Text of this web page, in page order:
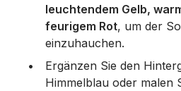
leuchtendem Gelb,
feurigem Rot, um der
einzuhauchen.
Ergänzen Sie den
Himmelblau oder malen